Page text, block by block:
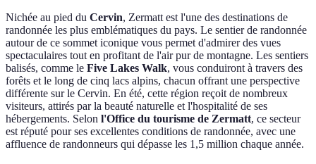
Nichée au pied du Cervin, Zermatt est l'une des destinations de
randonnée les plus emblématiques du pays. Le sentier de randonnée
autour de ce sommet iconique vous permet d'admirer des vues
spectaculaires tout en profitant de l'air pur de montagne. Les sentiers
balisés, comme le Five Lakes Walk, vous conduiront à travers des
forêts et le long de cinq lacs alpins, chacun offrant une perspective
différente sur le Cervin. En été, cette région reçoit de nombreux
visiteurs, attirés par la beauté naturelle et l'hospitalité de ses
hébergements. Selon l'Office du tourisme de Zermatt, ce secteur
est réputé pour ses excellentes conditions de randonnée, avec une
affluence de randonneurs qui dépasse les 1,5 million chaque année.